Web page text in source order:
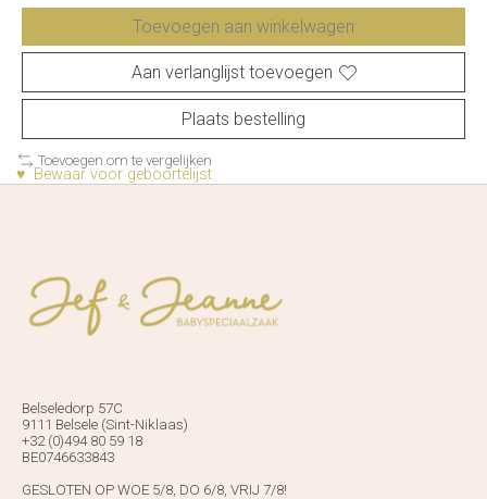
Toevoegen aan winkelwagen
Aan verlanglijst toevoegen
Plaats bestelling
Toevoegen om te vergelijken
♥ Bewaar voor geboortelijst
Belseledorp 57C
9111 Belsele (Sint-Niklaas)
+32 (0)494 80 59 18
BE0746633843
GESLOTEN OP WOE 5/8, DO 6/8, VRIJ 7/8!